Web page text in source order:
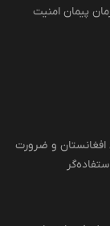
پیمان امنیت
و ضرورت